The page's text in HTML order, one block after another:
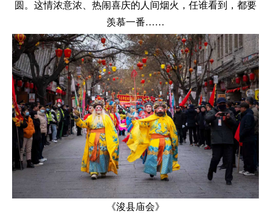
圆。这情浓意浓、热闹喜庆的人间烟火，任谁看到，都要
羡慕一番……
《浚县庙会》